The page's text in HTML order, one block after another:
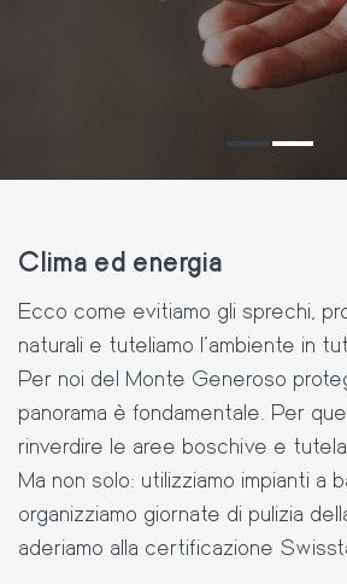
Clima ed energia
Ecco come evitiamo gli sprechi,
naturali e tuteliamo l’ambiente in
Per noi del Monte Generoso
panorama è fondamentale. Per
rinverdire le aree boschive e
Ma non solo: utilizziamo impianti a
organizziamo giornate di pulizia
aderiamo alla certificazione